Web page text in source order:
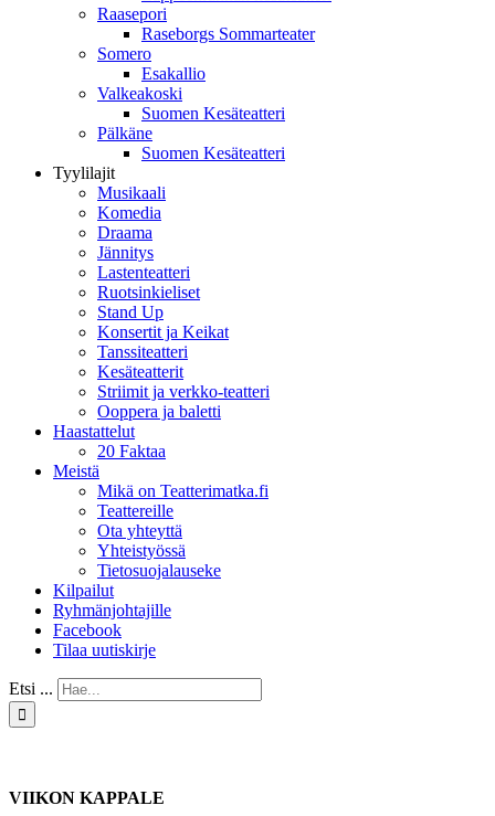
Raasepori
Raseborgs Sommarteater
Somero
Esakallio
Valkeakoski
Suomen Kesäteatteri
Pälkäne
Suomen Kesäteatteri
Tyylilajit
Musikaali
Komedia
Draama
Jännitys
Lastenteatteri
Ruotsinkieliset
Stand Up
Konsertit ja Keikat
Tanssiteatteri
Kesäteatterit
Striimit ja verkko-teatteri
Ooppera ja baletti
Haastattelut
20 Faktaa
Meistä
Mikä on Teatterimatka.fi
Teattereille
Ota yhteyttä
Yhteistyössä
Tietosuojalauseke
Kilpailut
Ryhmänjohtajille
Facebook
Tilaa uutiskirje
Etsi ...
VIIKON KAPPALE